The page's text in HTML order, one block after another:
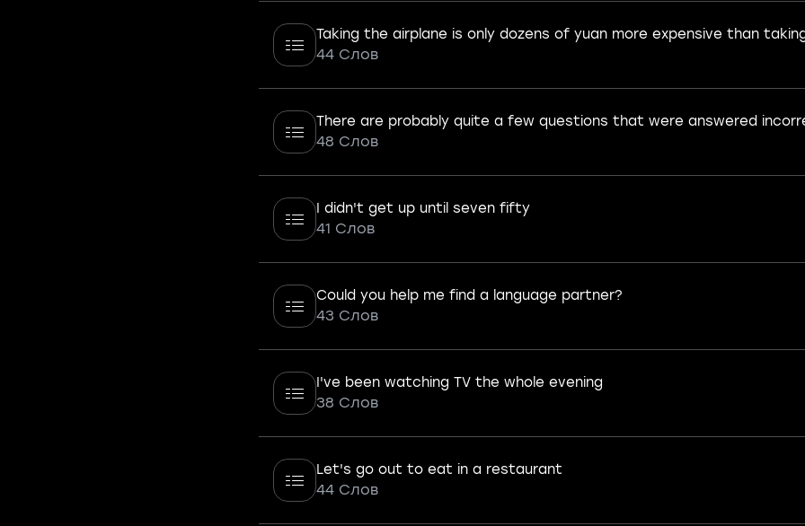
Taking the airplane is only dozens of yuan more expensive than
44 Слов
There are probably quite a few questions that were answered
48 Слов
I didn't get up until seven fifty
41 Слов
Could you help me find a language partner?
43 Слов
I've been watching TV the whole evening
38 Слов
Let's go out to eat in a restaurant
44 Слов